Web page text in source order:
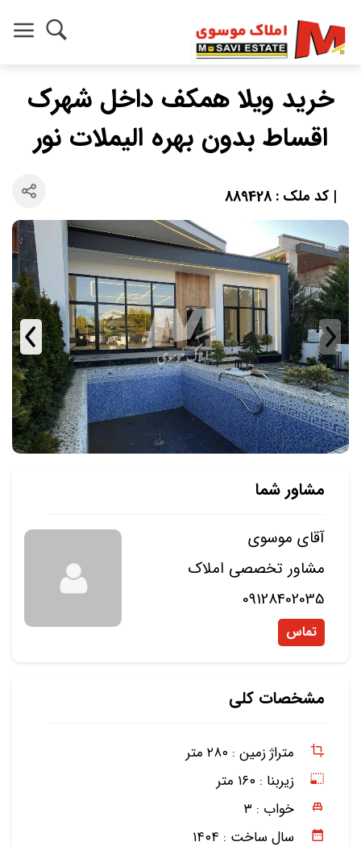
خرید ویلا همکف داخل شهرک
اقساط بدون بهره الیملات نور
| کد ملک : 889428
مشاور شما
آقای موسوی
مشاور تخصصی املاک
09128402035
تماس
مشخصات کلی
متراژ زمین : ۲۸۰ متر
زیربنا : ۱۶۰ متر
خواب : ۳
سال ساخت : ۱۴۰۴